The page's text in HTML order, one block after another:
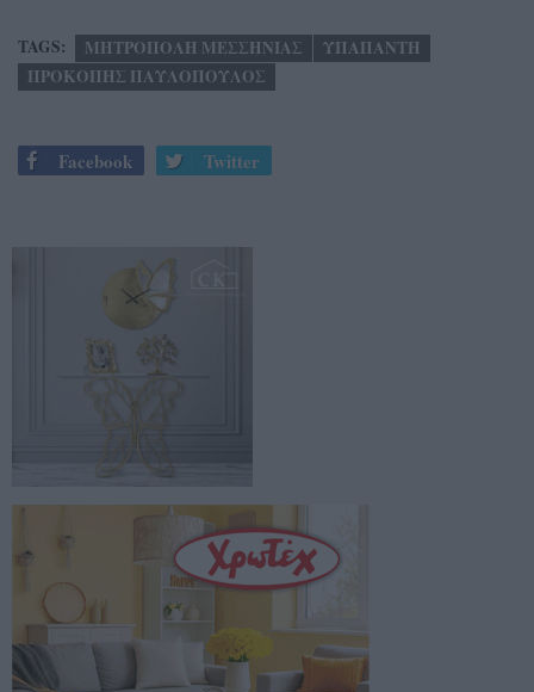
TAGS: ΜΗΤΡΟΠΟΛΗ ΜΕΣΣΗΝΙΑΣ
ΥΠΑΠΑΝΤΗ
ΠΡΟΚΟΠΗΣ ΠΑΥΛΟΠΟΥΛΟΣ
Facebook Twitter